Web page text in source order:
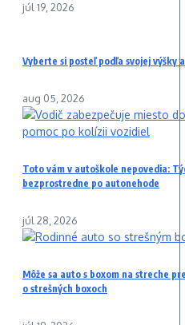
júl 19, 2026
Vyberte si posteľ podľa svojej výšky
aug 05, 2026
Toto vám v autoškole nepovedia:
bezprostredne po autonehode
júl 28, 2026
Môže sa auto s boxom na streche
o strešných boxoch